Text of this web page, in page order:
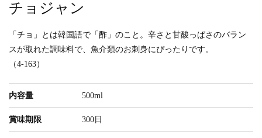
チョジャン
「チョ」とは韓国語で「酢」のこと。辛さと甘酸っぱさのバラン
スが取れた調味料で、魚介類のお刺身にぴったりです。
（4-163）
内容量 500ml
賞味期限 300日